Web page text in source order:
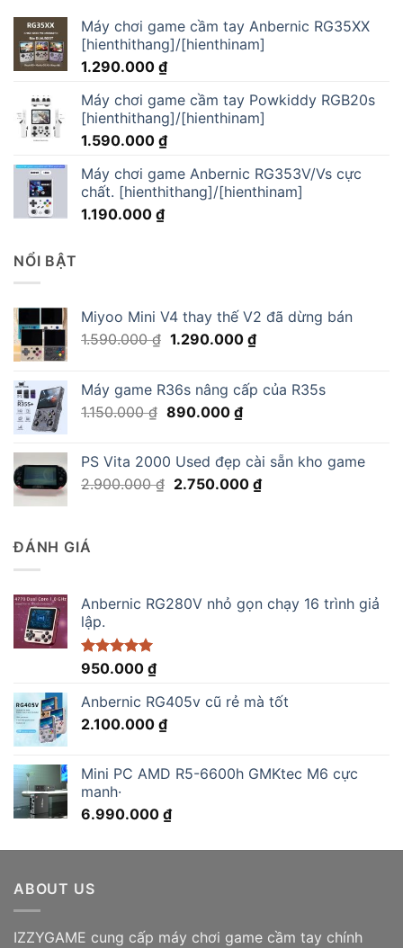
Máy chơi game cầm tay Anbernic RG35XX
[hienthithang]/[hienthinam]
1.290.000 ₫
Máy chơi game cầm tay Powkiddy RGB20s
[hienthithang]/[hienthinam]
1.590.000 ₫
Máy chơi game Anbernic RG353V/Vs cực
chất. [hienthithang]/[hienthinam]
1.190.000 ₫
NỔI BẬT
Miyoo Mini V4 thay thế V2 đã dừng bán
1.590.000₫ Giá
1.590.000 ₫.
1.290.000 ₫Giá
là:
Máy game R36s nâng cấp của R35s
1.150.000₫ Giá
1.150.000 ₫.
890.000 ₫Giá
là:
890.000 ₫.
PS Vita 2000 Used đẹp cài sẵn kho game
2.900.000₫ Giá
2.750.000 ₫Giá
ĐÁNH GIÁ
Anbernic RG280V nhỏ gọn chạy 16 trình giả
lập.
Được xếp
5 sao
950.000 ₫
Anbernic RG405v cũ rẻ mà tốt
2.100.000 ₫
Mini PC AMD R5-6600h GMKtec M6 cực
manh·
6.990.000 ₫
ABOUT US
IZZYGAME cung cấp máy chơi game cầm tay chính